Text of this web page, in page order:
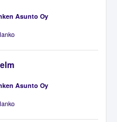
Asunto Oy
Asunto Oy